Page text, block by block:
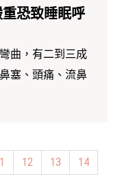
恐致睡眠呼
曲，有二到三成
塞、頭痛、流鼻
12 13
14